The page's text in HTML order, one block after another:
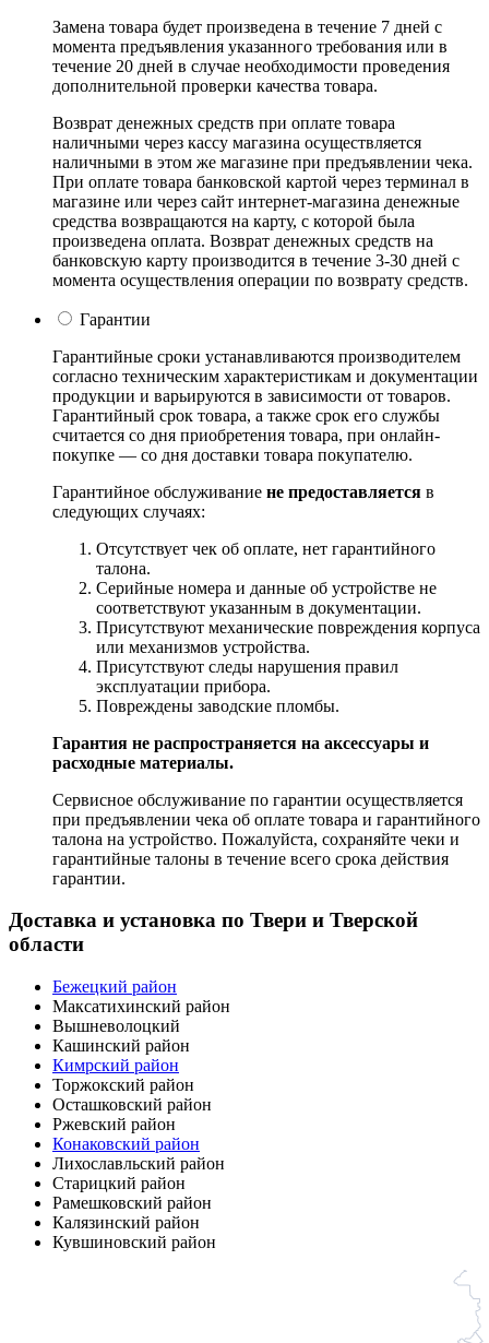
Замена товара будет произведена в течение 7 дней с
момента предъявления указанного требования или в
течение 20 дней в случае необходимости проведения
дополнительной проверки качества товара.
Возврат денежных средств при оплате товара
наличными через кассу магазина осуществляется
наличными в этом же магазине при предъявлении чека.
При оплате товара банковской картой через терминал в
магазине или через сайт интернет-магазина денежные
средства возвращаются на карту, с которой была
произведена оплата. Возврат денежных средств на
банковскую карту производится в течение 3-30 дней с
момента осуществления операции по возврату средств.
Гарантии
Гарантийные сроки устанавливаются производителем
согласно техническим характеристикам и документации
продукции и варьируются в зависимости от товаров.
Гарантийный срок товара, а также срок его службы
считается со дня приобретения товара, при онлайн-
покупке — со дня доставки товара покупателю.
Гарантийное обслуживание не предоставляется в
следующих случаях:
Отсутствует чек об оплате, нет гарантийного
талона.
Серийные номера и данные об устройстве не
соответствуют указанным в документации.
Присутствуют механические повреждения корпуса
или механизмов устройства.
Присутствуют следы нарушения правил
эксплуатации прибора.
Повреждены заводские пломбы.
Гарантия не распространяется на аксессуары и
расходные материалы.
Сервисное обслуживание по гарантии осуществляется
при предъявлении чека об оплате товара и гарантийного
талона на устройство. Пожалуйста, сохраняйте чеки и
гарантийные талоны в течение всего срока действия
гарантии.
Доставка и установка по Твери и Тверской
области
Бежецкий район
Максатихинский район
Вышневолоцкий
Кашинский район
Кимрский район
Торжокский район
Осташковский район
Ржевский район
Конаковский район
Лихославльский район
Старицкий район
Рамешковский район
Калязинский район
Кувшиновский район